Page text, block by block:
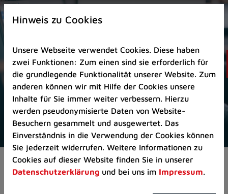
Zur
Startseite
Zum
Seitenanfang
springen
(Schnelltaste
A)
Zur
Navigation/Menü
springen
(Schnelltaste
M)
Zur
Aktuelles Pressemitteilungen
Hinweis zu Cookies
Unsere Webseite verwendet Cookies. Diese haben
zwei Funktionen: Zum einen sind sie erforderlich für
die grundlegende Funktionalität unserer Website. Zum
anderen können wir mit Hilfe der Cookies unsere
Inhalte für Sie immer weiter verbessern. Hierzu
werden pseudonymisierte Daten von Website-
Besuchern gesammelt und ausgewertet. Das
Einverständnis in die Verwendung der Cookies können
Sie jederzeit widerrufen. Weitere Informationen zu
Cookies auf dieser Website finden Sie in unserer
Datenschutzerklärung und bei uns im Impressum.